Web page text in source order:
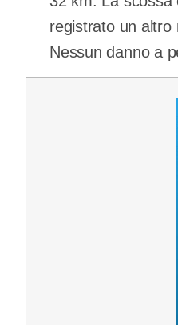
registrato un altro
Nessun danno a